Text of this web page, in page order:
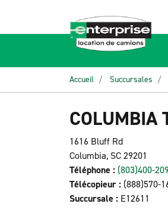
Accueil Succursales
COLUMBIA
1616 Bluff Rd
Columbia, SC 29201
Téléphone : (803)400-
Télécopieur : (888)570-
Succursale : E12611